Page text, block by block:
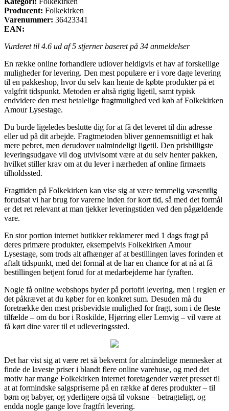
Producent: Folkekirken
Varenummer: 36423341
EAN:
Vurderet til 4.6 ud af 5 stjerner baseret på 34 anmeldelser
En række online forhandlere udlover heldigvis et hav af forskellige
muligheder for levering. Den mest populære er i vore dage levering
til en pakkeshop, hvor du selv kan hente de købte produkter på et
valgfrit tidspunkt. Metoden er altså rigtig ligetil, samt typisk
endvidere den mest betalelige fragtmulighed ved køb af Folkekirken
Amour Lysestage.
Du burde ligeledes beslutte dig for at få det leveret til din adresse
eller ud på dit arbejde. Fragtmetoden bliver gennemsnitligt et hak
mere pebret, men derudover ualmindeligt ligetil. Den prisbilligste
leveringsudgave vil dog utvivlsomt være at du selv henter pakken,
hvilket stiller krav om at du lever i nærheden af online firmaets
tilholdssted.
Fragttiden på Folkekirken kan vise sig at være temmelig væsentlig
forudsat vi har brug for varerne inden for kort tid, så med det formål
er det ret relevant at man tjekker leveringstiden ved den pågældende
vare.
En stor portion internet butikker reklamerer med 1 dags fragt på
deres primære produkter, eksempelvis Folkekirken Amour
Lysestage, som trods alt afhænger af at bestillingen laves forinden et
aftalt tidspunkt, med det formål at de har en chance for at nå at få
bestillingen betjent forud for at medarbejderne har fyraften.
Nogle få online webshops byder på portofri levering, men i reglen er
det påkrævet at du køber for en konkret sum. Desuden må du
foretrække den mest prisbevidste mulighed for fragt, som i de fleste
tilfælde – om du bor i Roskilde, Hjørring eller Lemvig – vil være at
få kørt dine varer til et udleveringssted.
Det har vist sig at være ret så bekvemt for almindelige mennesker at
finde de laveste priser i blandt flere online varehuse, og med det
motiv har mange Folkekirken internet foretagender været presset til
at at formindske salgspriserne på en række af deres produkter – til
børn og babyer, og yderligere også til voksne – betragteligt, og
endda nogle gange love fragtfri levering.